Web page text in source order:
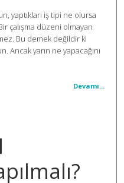
yaptıkları iş tipi ne olursa
çalışma düzeni olmayan
Bu demek değildir ki
Ancak yarın ne yapacağını
Devamı...